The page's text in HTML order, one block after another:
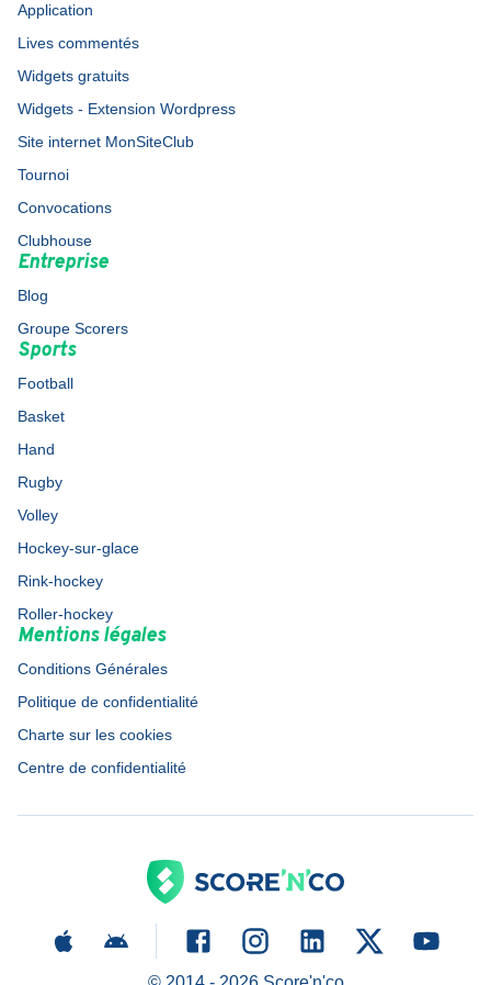
Application
Lives commentés
Widgets gratuits
Widgets - Extension Wordpress
Site internet MonSiteClub
Tournoi
Convocations
Clubhouse
Entreprise
Blog
Groupe Scorers
Sports
Football
Basket
Hand
Rugby
Volley
Hockey-sur-glace
Rink-hockey
Roller-hockey
Mentions légales
Conditions Générales
Politique de confidentialité
Charte sur les cookies
Centre de confidentialité